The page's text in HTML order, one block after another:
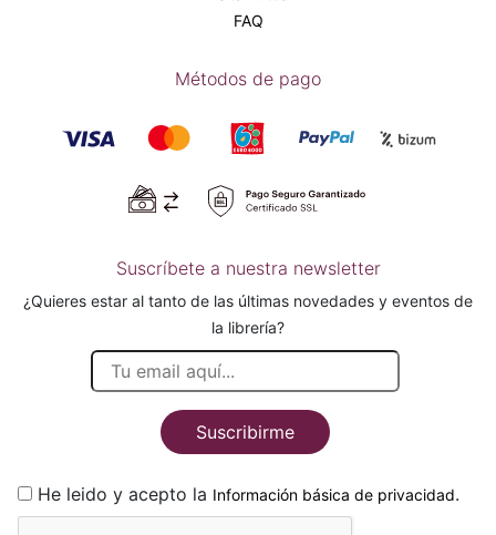
FAQ
Métodos de pago
Suscríbete a nuestra newsletter
¿Quieres estar al tanto de las últimas novedades y eventos de
la librería?
Suscribirme
He leido y acepto la Información básica de privacidad.